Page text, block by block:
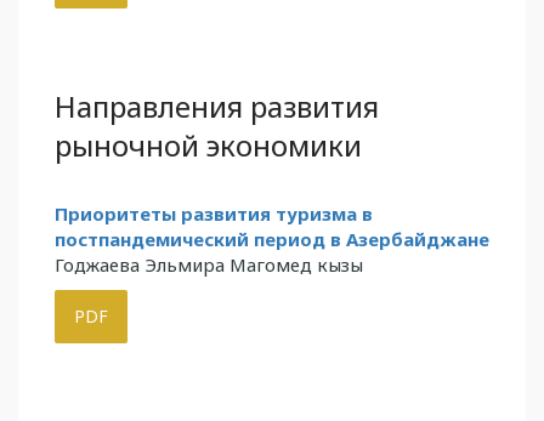
Направления развития
рыночной экономики
Приоритеты развития туризма в
постпандемический период в Азербайджане
Годжаева Эльмира Магомед кызы
PDF